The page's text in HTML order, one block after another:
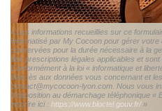
« Les informations recueillies sur ce
informatisé par My Cocoon pour gérer
conservées pour la durée nécessaire à la
des prescriptions légales applicables et
Conformément à la loi « informatique et
d'accès aux données vous concernant et
contact@mycocoon-lyon.com. Nous vous
d'opposition au démarchage téléphonique «
inscrire ici : https://www.bloctel.gouv.fr/»